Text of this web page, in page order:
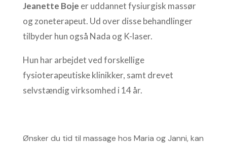
Jeanette Boje er uddannet fysiurgisk massør
og zoneterapeut. Ud over disse behandlinger
tilbyder hun også Nada og K-laser.
Hun har arbejdet ved forskellige
fysioterapeutiske klinikker, samt drevet
selvstændig virksomhed i 14 år.
Ønsker du tid til massage hos Maria og Janni, kan